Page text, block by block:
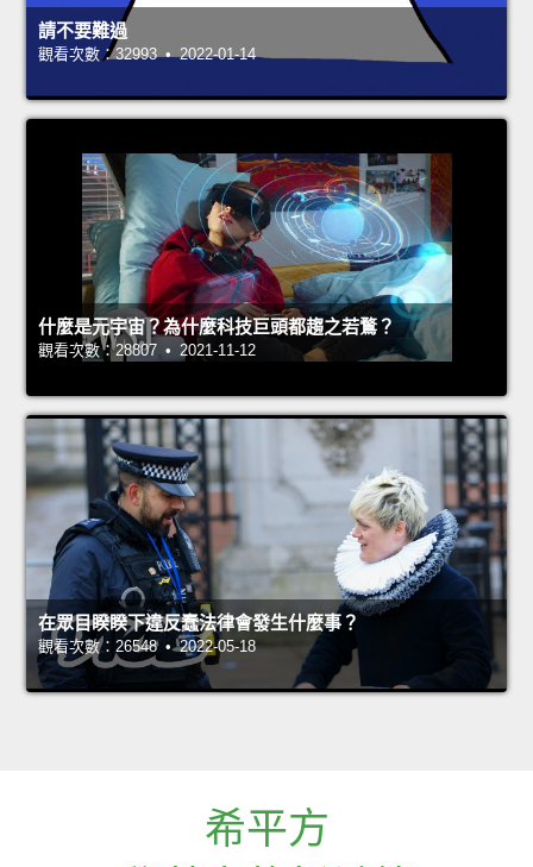
請不要難過
觀看次數：32993 • 2022-01-14
什麼是元宇宙？為什麼科技巨頭都趨之若鶩？
觀看次數：28807 • 2021-11-12
在眾目睽睽下違反蠢法律會發生什麼事？
觀看次數：26548 • 2022-05-18
希平方